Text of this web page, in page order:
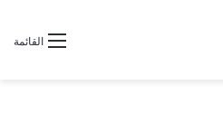
القائمة